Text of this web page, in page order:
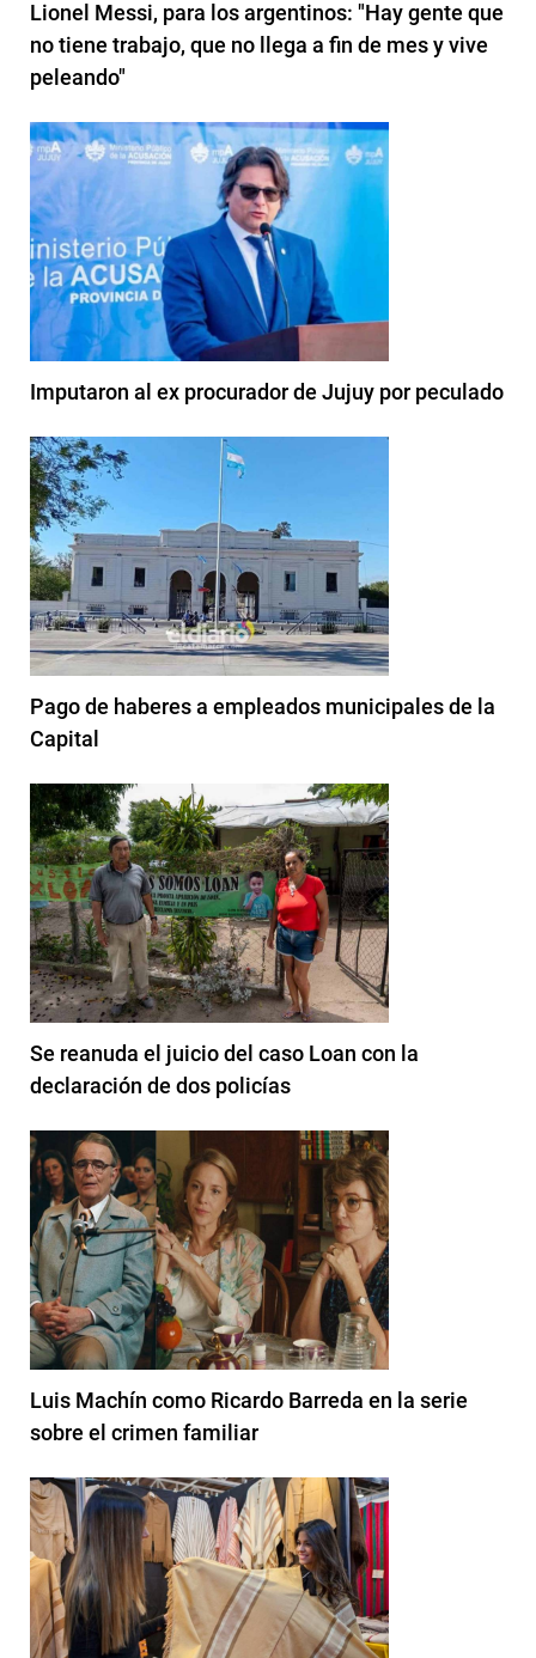
Lionel Messi, para los argentinos: "Hay gente que
no tiene trabajo, que no llega a fin de mes y vive
peleando"
Imputaron al ex procurador de Jujuy por peculado
Pago de haberes a empleados municipales de la
Capital
Se reanuda el juicio del caso Loan con la
declaración de dos policías
Luis Machín como Ricardo Barreda en la serie
sobre el crimen familiar